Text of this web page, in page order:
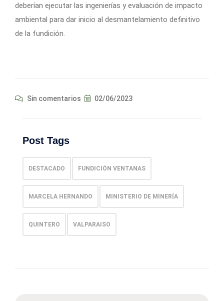
deberían ejecutar las ingenierías y evaluación de impacto
ambiental para dar inicio al desmantelamiento definitivo
de la fundición.
Sin comentarios 02/06/2023
Post Tags
DESTACADO FUNDICIÓN VENTANAS
MARCELA HERNANDO MINISTERIO DE MINERÍA
QUINTERO VALPARAISO